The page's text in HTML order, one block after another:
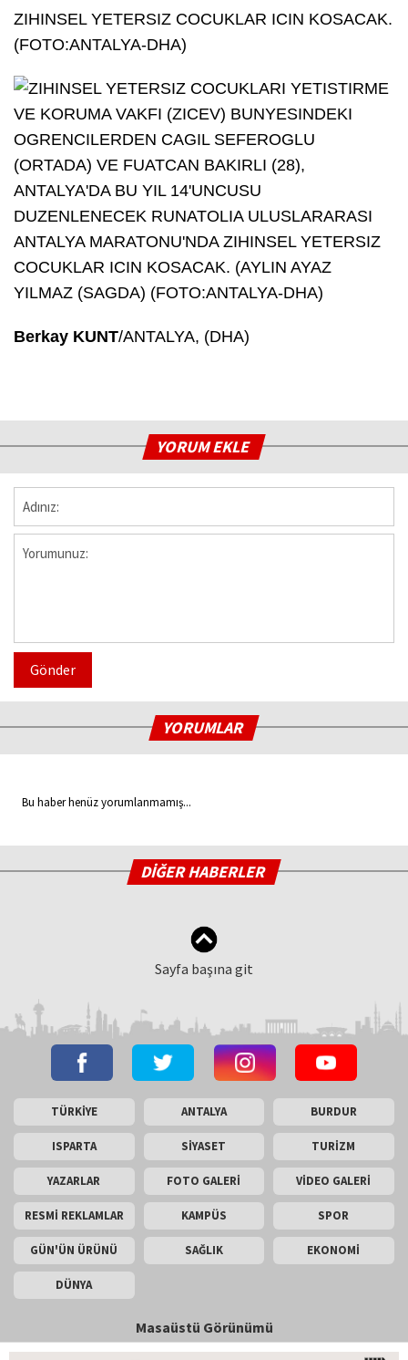
Berkay KUNT/ANTALYA, (DHA)
YORUM EKLE
Gönder
YORUMLAR
Bu haber henüz yorumlanmamış...
DİĞER HABERLER
Sayfa başına git
TÜRKİYE ANTALYA BURDUR
ISPARTA SİYASET TURİZM
YAZARLAR FOTO GALERİ VİDEO GALERİ
RESMİ REKLAMLAR KAMPÜS SPOR
GÜN'ÜN ÜRÜNÜ SAĞLIK EKONOMİ
DÜNYA
Masaüstü Görünümü
İletişim